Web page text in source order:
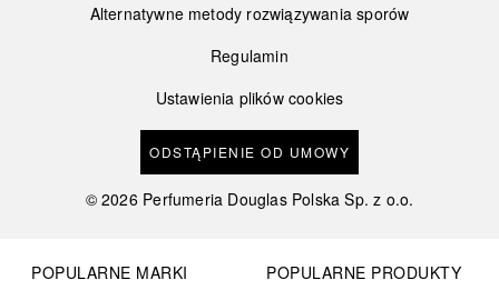
Alternatywne metody rozwiązywania sporów
Regulamin
Ustawienia plików cookies
ODSTĄPIENIE OD UMOWY
©2026 Perfumeria Douglas Polska Sp. z o.o.
POPULARNE MARKI
POPULARNE PRODUKTY